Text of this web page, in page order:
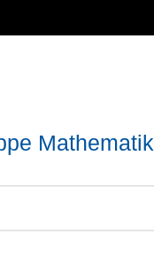
Mathematik